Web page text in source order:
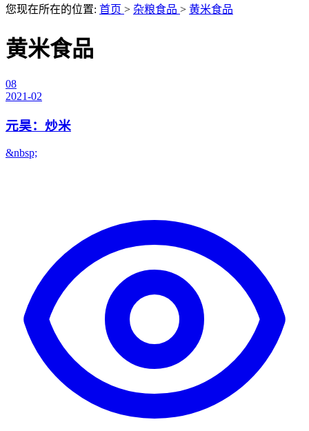
您现在所在的位置: 首页 > 杂粮食品 > 黄米食品
黄米食品
08
2021-02
元昊：炒米
&nbsp;